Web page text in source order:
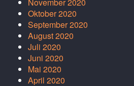
November 2020
Oktober 2020
September 2020
August 2020
Juli 2020
Juni 2020
Mai 2020
April 2020